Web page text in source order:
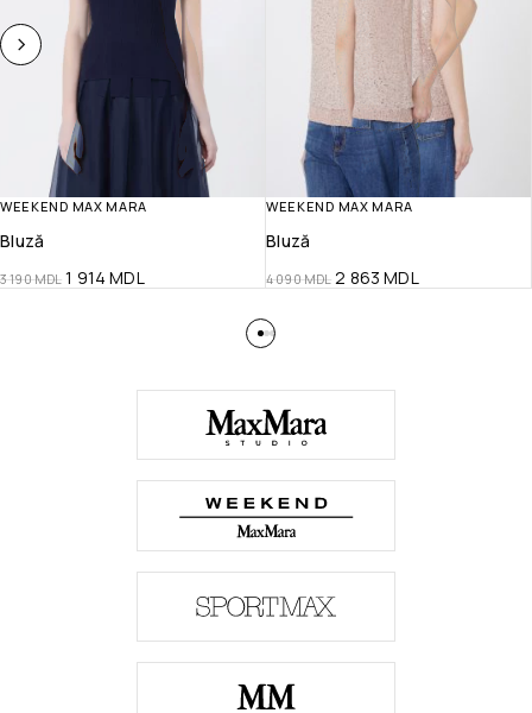
WEEKEND MAX MARA
Bluză
3 190MDL 1 914MDL
WEEKEND MAX MARA
Bluză
4 090MDL 2 863MDL